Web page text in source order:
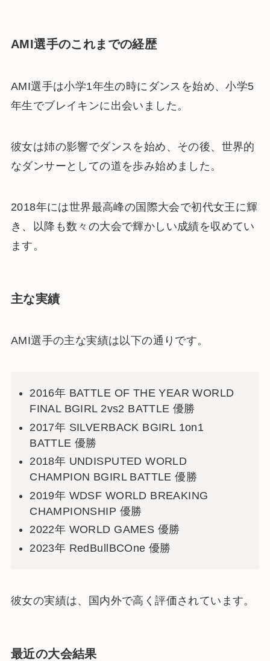
AMI選手のこれまでの経歴
AMI選手は小学1年生の時にダンスを始め、小学5
年生でブレイキンに出会いました。
彼女は姉の影響でダンスを始め、その後、世界的
なダンサーとしての道を歩み始めました。
2018年には世界最高峰の国際大会で初代女王に輝
き、以降も数々の大会で輝かしい成績を収めてい
ます。
主な実績
AMI選手の主な実績は以下の通りです。
2016年 BATTLE OF THE YEAR WORLD
FINAL BGIRL 2vs2 BATTLE 優勝
2017年 SILVERBACK BGIRL 1on1
BATTLE 優勝
2018年 UNDISPUTED WORLD
CHAMPION BGIRL BATTLE 優勝
2019年 WDSF WORLD BREAKING
CHAMPIONSHIP 優勝
2022年 WORLD GAMES 優勝
2023年 RedBullBCOne 優勝
彼女の実績は、国内外で高く評価されています。
最近の大会結果